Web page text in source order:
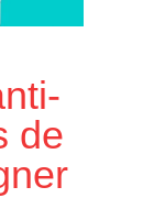
de